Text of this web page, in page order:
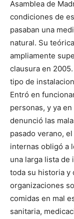
Asamblea de
condiciones de
pasaban una
natural. Su
ampliamente
clausura en
tipo de
Entró en
personas, y ya
denunció las
pasado verano,
internas obligó a
una larga lista de
toda su historia y
organizaciones
comidas en mal
sanitaria,